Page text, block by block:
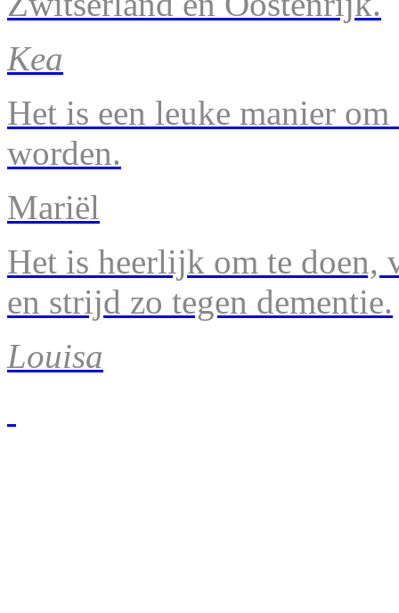
Kea
Het is een leuke manier
worden.
Mariël
Het is heerlijk om te doen,
en strijd zo tegen dementie.
Louisa